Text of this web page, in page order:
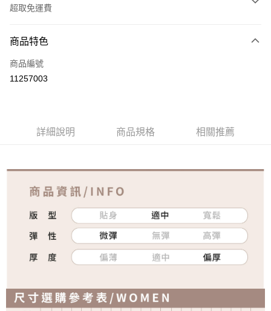
超取免運費
信用卡一次付款
超商取貨付款
免運費
7-11取貨付款
免運費
付款後7-11取貨
宅配
商品特色
商品編號
11257003
詳細說明 商品規格 相關推薦